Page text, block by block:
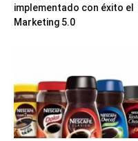
implementado con éxito el
Marketing 5.0